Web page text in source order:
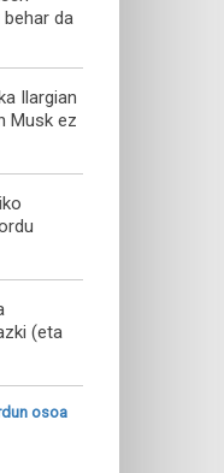
da
Ilargian
Musk ez
(eta
osoa